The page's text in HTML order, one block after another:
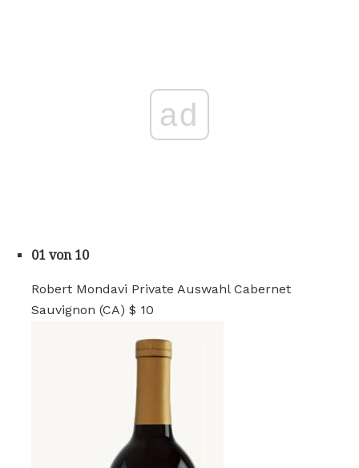
ad
01 von 10
Robert Mondavi Private Auswahl Cabernet
Sauvignon (CA) $ 10